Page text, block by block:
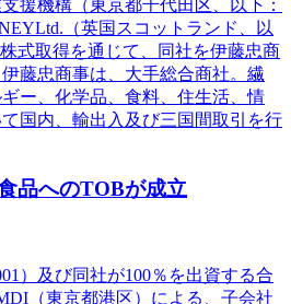
援機構（東京都千代田区、以下：
（英国スコットランド、以
式取得を通じて、同社を伊藤忠商
藤忠商事は、大手総合商社。繊
ー、化学品、食料、住生活、情
国内、輸出入及び三国間取引を行
品へのTOBが成立
）及び同社が100％を出資する合
（東京都港区）による、子会社